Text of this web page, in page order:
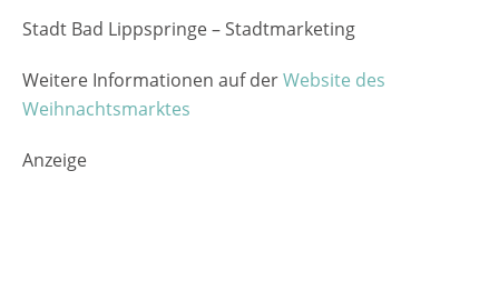
Stadt Bad Lippspringe – Stadtmarketing
Weitere Informationen auf derWebsite des
Weihnachtsmarktes
Anzeige